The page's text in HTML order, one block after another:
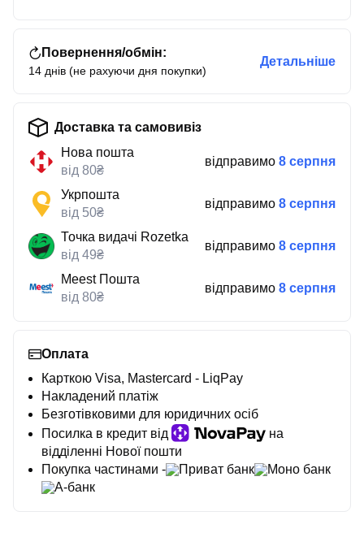
Повернення/обмін:
14 днів (не рахуючи дня покупки)
Детальніше
Доставка та самовивіз
Нова пошта
від 80₴
відправимо 8 серпня
Укрпошта
від 50₴
відправимо 8 серпня
Точка видачі Rozetka
від 49₴
відправимо 8 серпня
Meest Пошта
від 80₴
відправимо 8 серпня
Оплата
Карткою Visa, Mastercard - LiqPay
Накладений платіж
Безготівковими для юридичних осіб
Посилка в кредит від
на
відділенні Нової пошти
Покупка частинами -
Приват банк
Моно банк
А-банк